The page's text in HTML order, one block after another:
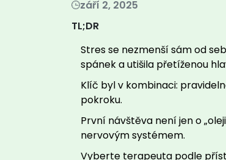
září 2, 2025
TL;DR
Stres se nezmenší sám od
spánek a utišila přetíženou
Klíč byl v kombinaci:
pokroku.
První návštěva není jen o
nervovým systémem.
Vyberte terapeuta podle